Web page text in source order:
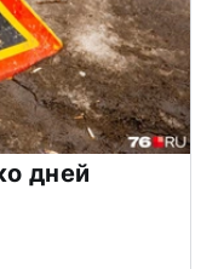
дней